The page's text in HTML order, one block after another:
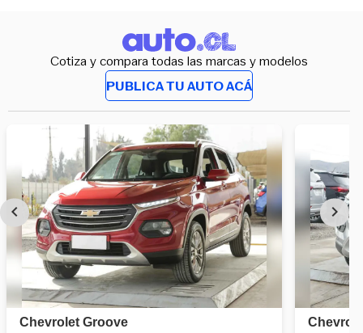
Cotiza y compara todas las marcas y modelos
PUBLICA TU AUTO ACÁ